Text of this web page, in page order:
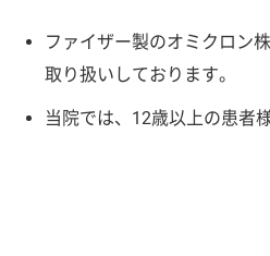
ファイザー製のオミクロン
取り扱いして
当院では、12歳以上の患者